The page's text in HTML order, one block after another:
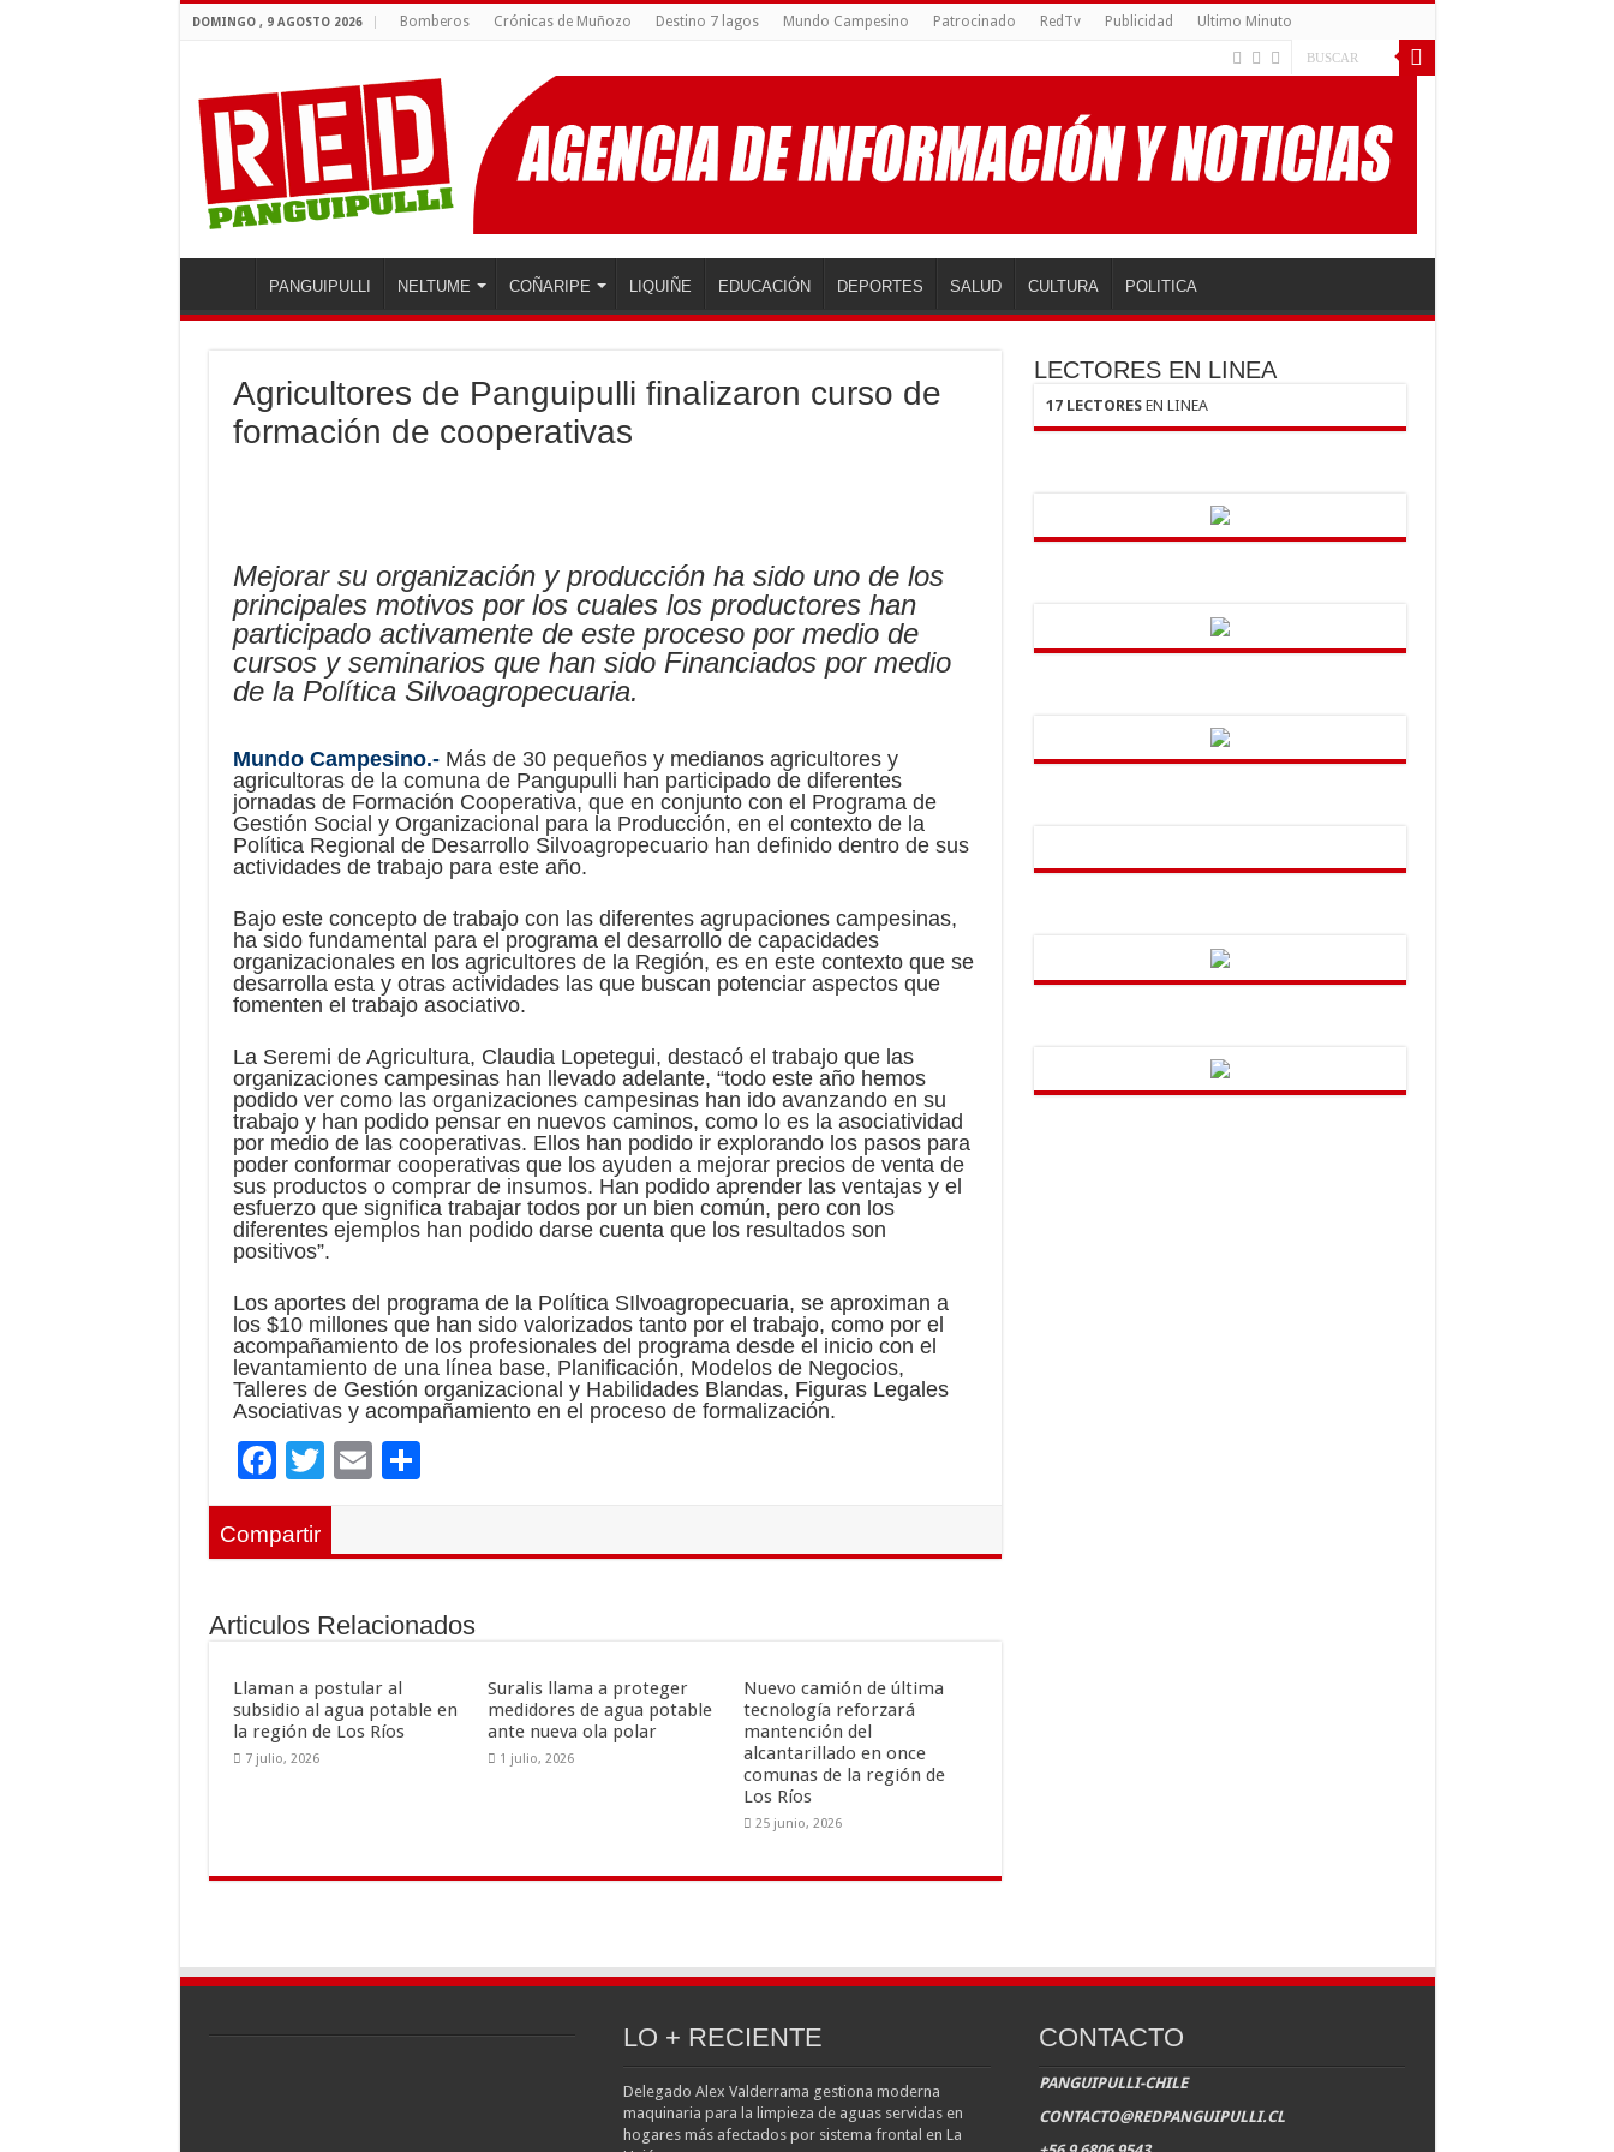
DOMINGO , 9 AGOSTO 2026 Bomberos Crónicas de Muñozo Destino 7 lagos Mundo Campesino Patrocinado RedTv Publicidad Ultimo Minuto
PANGUIPULLI NELTUME COÑARIPE LIQUIÑE EDUCACIÓN DEPORTES SALUD CULTURA POLITICA
Agricultores de Panguipulli finalizaron curso de
formación de cooperativas
Mejorar su organización y producción ha sido uno de los
principales motivos por los cuales los productores han
participado activamente de este proceso por medio de
cursos y seminarios que han sido Financiados por medio
de la Política Silvoagropecuaria.
Mundo Campesino.-Más de 30 pequeños y medianos agricultores y
agricultoras de la comuna de Pangupulli han participado de diferentes
jornadas de Formación Cooperativa, que en conjunto con el Programa de
Gestión Social y Organizacional para la Producción, en el contexto de la
Política Regional de Desarrollo Silvoagropecuario han definido dentro de sus
actividades de trabajo para este año.
Bajo este concepto de trabajo con las diferentes agrupaciones campesinas,
ha sido fundamental para el programa el desarrollo de capacidades
organizacionales en los agricultores de la Región, es en este contexto que se
desarrolla esta y otras actividades las que buscan potenciar aspectos que
fomenten el trabajo asociativo.
La Seremi de Agricultura, Claudia Lopetegui, destacó el trabajo que las
organizaciones campesinas han llevado adelante, “todo este año hemos
podido ver como las organizaciones campesinas han ido avanzando en su
trabajo y han podido pensar en nuevos caminos, como lo es la asociatividad
por medio de las cooperativas. Ellos han podido ir explorando los pasos para
poder conformar cooperativas que los ayuden a mejorar precios de venta de
sus productos o comprar de insumos. Han podido aprender las ventajas y el
esfuerzo que significa trabajar todos por un bien común, pero con los
diferentes ejemplos han podido darse cuenta que los resultados son
positivos”.
Los aportes del programa de la Política SIlvoagropecuaria, se aproximan a
los $10 millones que han sido valorizados tanto por el trabajo, como por el
acompañamiento de los profesionales del programa desde el inicio con el
levantamiento de una línea base, Planificación, Modelos de Negocios,
Talleres de Gestión organizacional y Habilidades Blandas, Figuras Legales
Asociativas y acompañamiento en el proceso de formalización.
F
ac
e
o
k
T
wi
E
C
ar
r
Compartir
Articulos Relacionados
Llaman a postular al
subsidio al agua potable en
la región de Los Ríos
7 julio, 2026
Suralis llama a proteger
medidores de agua potable
ante nueva ola polar
1 julio, 2026
Nuevo camión de última
tecnología reforzará
mantención del
alcantarillado en once
comunas de la región de
Los Ríos
25 junio, 2026
LECTORES EN LINEA
17 LECTORESEN LINEA
LO + RECIENTE
Delegado Alex Valderrama gestiona moderna
maquinaria para la limpieza de aguas servidas en
hogares más afectados por sistema frontal en La
CONTACTO
PANGUIPULLI-CHILE
CONTACTO@REDPANGUIPULLI.CL